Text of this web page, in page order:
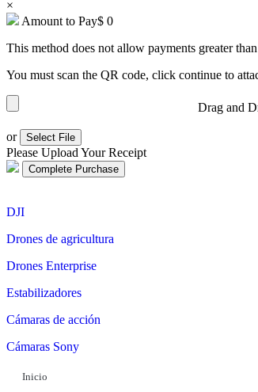
×
Amount to Pay$ 0
This method does not allow payments greater
You must scan the QR code, click continue to
Drag and
or Select File
Please Upload Your Receipt
DJI
Drones de agricultura
Drones Enterprise
Estabilizadores
Cámaras de acción
Cámaras Sony
Inicio